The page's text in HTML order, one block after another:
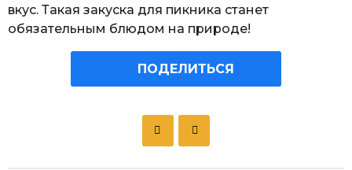
вкус. Такая закуска для пикника станет
обязательным блюдом на природе!
ПОДЕЛИТЬСЯ